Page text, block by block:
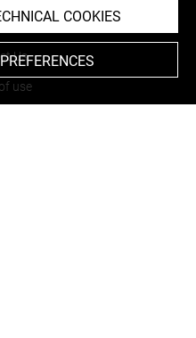
Us
use
COOKIES